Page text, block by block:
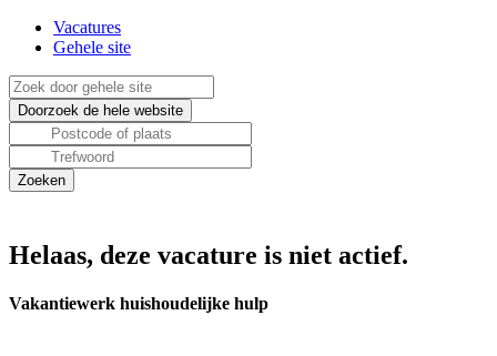
Vacatures
Gehele site
Helaas, deze vacature is niet actief.
Vakantiewerk huishoudelijke hulp